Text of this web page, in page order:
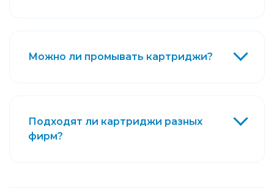
Можно ли промывать картриджи?
Подходят ли картриджи разных
фирм?